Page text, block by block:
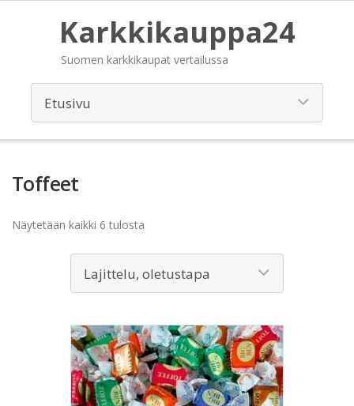
Karkkikauppa24
Suomen karkkikaupat vertailussa
Toffeet
Näytetään kaikki 6 tulosta